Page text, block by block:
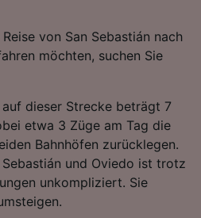
von San Sebastián nach
möchten, suchen Sie
dieser Strecke beträgt 7
etwa 3 Züge am Tag die
Bahnhöfen zurücklegen.
und Oviedo ist trotz
unkompliziert. Sie